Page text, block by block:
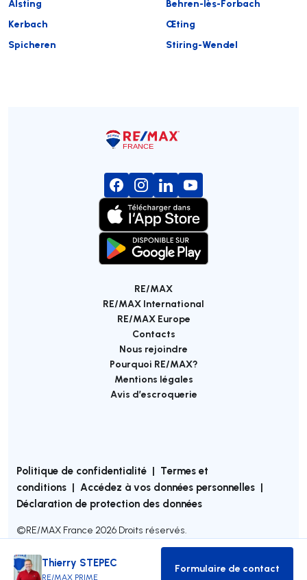
Alsting
Behren-lès-Forbach
Kerbach
Œting
Spicheren
Stiring-Wendel
RE/MAX
RE/MAX International
RE/MAX Europe
Contacts
Nous rejoindre
Pourquoi RE/MAX?
Mentions légales
Avis d’escroquerie
Politique de confidentialité | Termes et
conditions | Accédez à vos données personnelles |
Déclaration de protection des données
©RE/MAX France 2026 Droits réservés.
Thierry STEPEC
RE/MAX PRIME Formulaire de
Formulaire de contact